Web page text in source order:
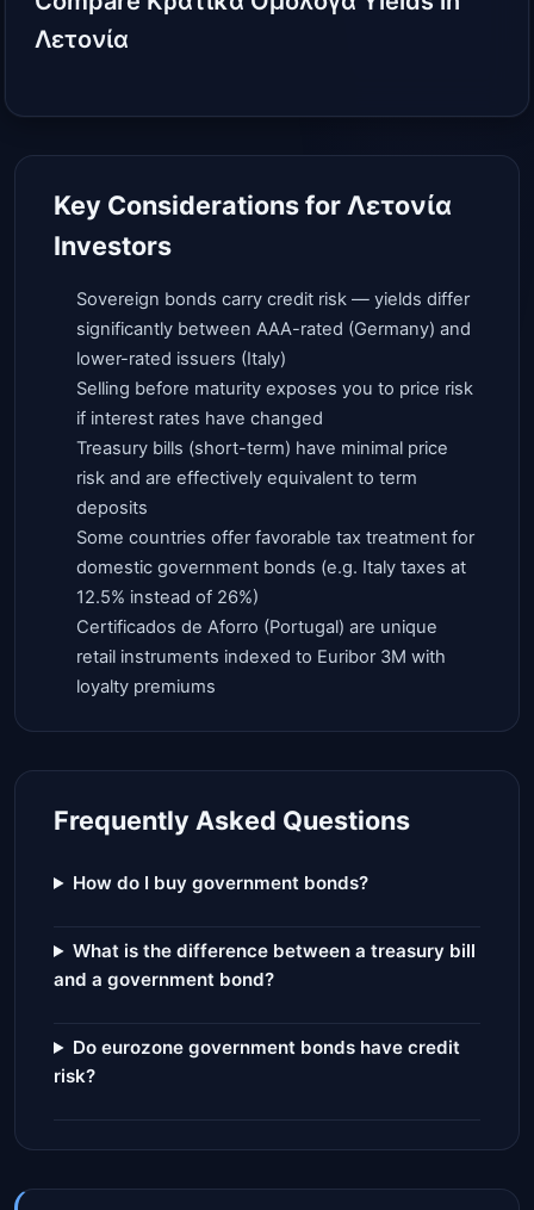
Λετονία
Key Considerations for Λετονία
Investors
Sovereign bonds carry credit risk — yields differ
significantly between AAA-rated (Germany) and
lower-rated issuers (Italy)
Selling before maturity exposes you to price risk
if interest rates have changed
Treasury bills (short-term) have minimal price
risk and are effectively equivalent to term
deposits
Some countries offer favorable tax treatment for
domestic government bonds (e.g. Italy taxes at
12.5% instead of 26%)
Certificados de Aforro (Portugal) are unique
retail instruments indexed to Euribor 3M with
loyalty premiums
Frequently Asked Questions
How do I buy government bonds?
What is the difference between a treasury bill
and a government bond?
Do eurozone government bonds have credit
risk?